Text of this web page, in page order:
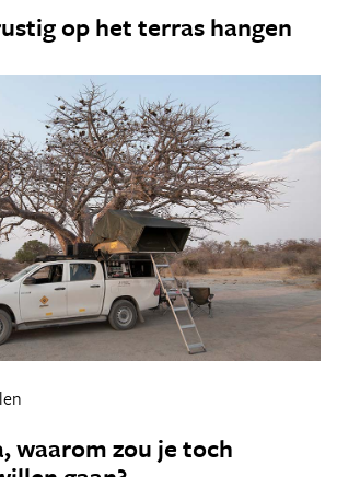
op het terras hangen
waarom zou je toch